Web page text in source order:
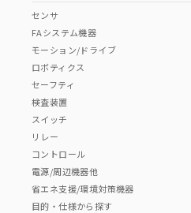
センサ
FAシステム機器
モーション/ドライブ
ロボティクス
セーフティ
検査装置
スイッチ
リレー
コントロール
電源/周辺機器他
省エネ支援/環境対策機器
目的・仕様から探す